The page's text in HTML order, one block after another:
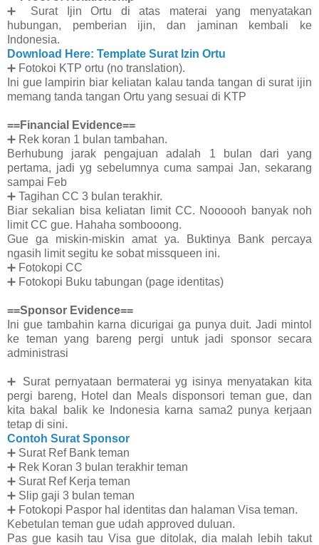
➕
Surat Ijin Ortu di atas materai yang menyatakan
hubungan, pemberian ijin, dan jaminan kembali ke
Indonesia.
Download Here: Template Surat Izin Ortu
➕ Fotokoi KTP ortu (no translation).
Ini gue lampirin biar keliatan kalau tanda tangan di surat ijin
memang tanda tangan Ortu yang sesuai di KTP
==Financial Evidence==
➕ Rek koran 1 bulan tambahan.
Berhubung jarak pengajuan adalah 1 bulan dari yang
pertama, jadi yg sebelumnya cuma sampai Jan, sekarang
sampai Feb
➕ Tagihan CC 3 bulan terakhir.
Biar sekalian bisa keliatan limit CC. Noooooh banyak noh
limit CC gue. Hahaha sombooong.
Gue ga miskin-miskin amat ya. Buktinya Bank percaya
ngasih limit segitu ke sobat missqueen ini.
➕ Fotokopi CC
➕ Fotokopi Buku tabungan (page identitas)
==Sponsor Evidence==
Ini gue tambahin karna dicurigai ga punya duit. Jadi mintol
ke teman yang bareng pergi untuk jadi sponsor secara
administrasi
➕
Surat pernyataan bermaterai yg isinya menyatakan kita
pergi bareng, Hotel dan Meals disponsori teman gue, dan
kita bakal balik ke Indonesia karna sama2 punya kerjaan
tetap di sini.
Contoh Surat Sponsor
➕ Surat Ref Bank teman
➕ Rek Koran 3 bulan terakhir teman
➕ Surat Ref Kerja teman
➕ Slip gaji 3 bulan teman
➕ Fotokopi Paspor hal identitas dan halaman Visa teman.
Kebetulan teman gue udah approved duluan.
Pas gue kasih tau Visa gue ditolak, dia malah lebih takut